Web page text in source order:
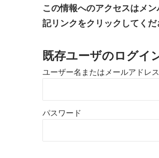
この情報へのアクセスはメ
記リンクをクリックしてくだ
既存ユーザのログイ
ユーザー名またはメールアドレス
パスワード